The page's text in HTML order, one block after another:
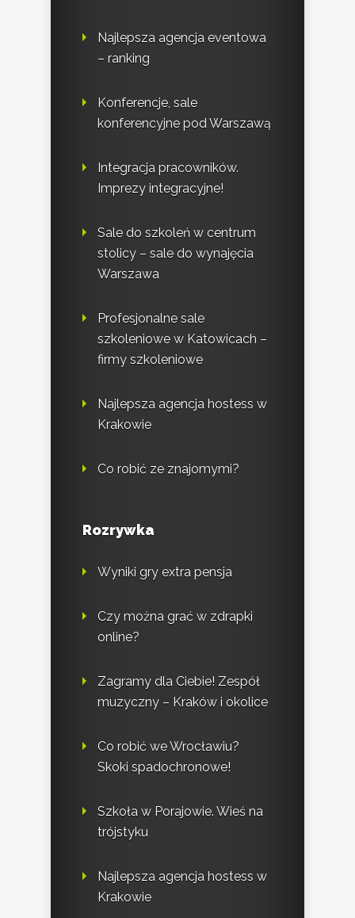
Najlepsza agencja eventowa
– ranking
Konferencje, sale
konferencyjne pod Warszawą
Integracja pracowników.
Imprezy integracyjne!
Sale do szkoleń w centrum
stolicy – sale do wynajęcia
Warszawa
Profesjonalne sale
szkoleniowe w Katowicach –
firmy szkoleniowe
Najlepsza agencja hostess w
Krakowie
Co robić ze znajomymi?
Rozrywka
Wyniki gry extra pensja
Czy można grać w zdrapki
online?
Zagramy dla Ciebie! Zespół
muzyczny – Kraków i okolice
Co robić we Wrocławiu?
Skoki spadochronowe!
Szkoła w Porajowie. Wieś na
trójstyku
Najlepsza agencja hostess w
Krakowie